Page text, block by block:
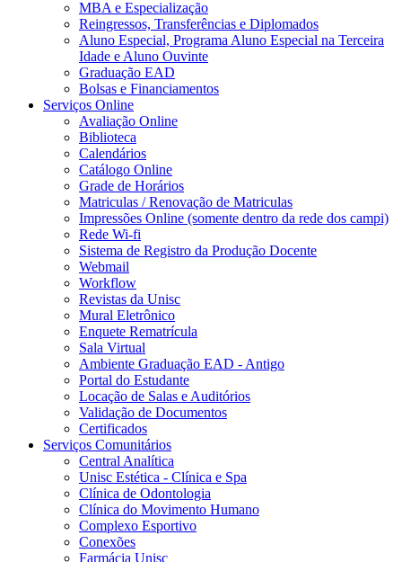
MBA e Especialização
Reingressos, Transferências e Diplomados
Aluno Especial, Programa Aluno Especial na Terceira
Idade e Aluno Ouvinte
Graduação EAD
Bolsas e Financiamentos
Serviços Online
Avaliação Online
Biblioteca
Calendários
Catálogo Online
Grade de Horários
Matriculas / Renovação de Matriculas
Impressões Online (somente dentro da rede dos campi)
Rede Wi-fi
Sistema de Registro da Produção Docente
Webmail
Workflow
Revistas da Unisc
Mural Eletrônico
Enquete Rematrícula
Sala Virtual
Ambiente Graduação EAD - Antigo
Portal do Estudante
Locação de Salas e Auditórios
Validação de Documentos
Certificados
Serviços Comunitários
Central Analítica
Unisc Estética - Clínica e Spa
Clínica de Odontologia
Clínica do Movimento Humano
Complexo Esportivo
Conexões
Farmácia Unisc